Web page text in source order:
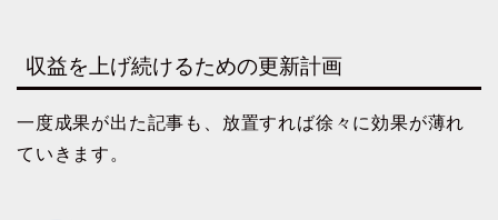
収益を上げ続けるための更新計画
一度成果が出た記事も、放置すれば徐々に効果が薄れ
ていきます。